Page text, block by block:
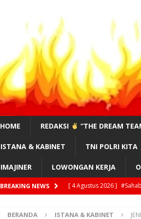
HOME REDAKSI “THE DREAM
ISTANA & KABINET TNI POLRI KITA
IMAJINER LOWONGAN KERJA
BREAKING NEWS [ 4 Agustus 2026 ] Feri
BERANDA ISTANA & KABINET